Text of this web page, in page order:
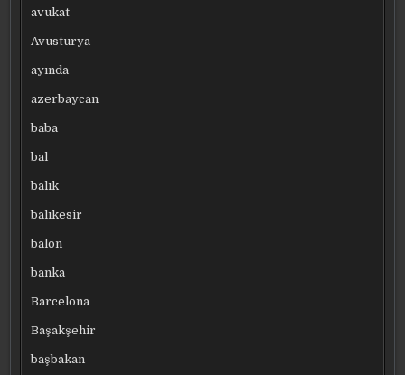
avukat
Avusturya
ayında
azerbaycan
baba
bal
balık
balıkesir
balon
banka
Barcelona
Başakşehir
başbakan